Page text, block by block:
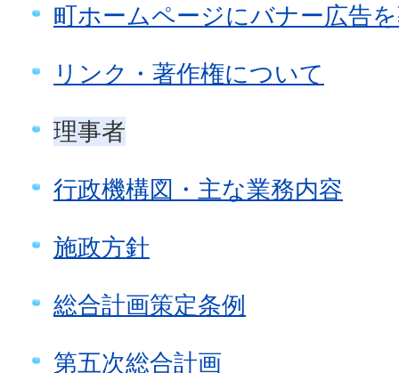
町ホームページにバナー広告
リンク・著作権について
理事者
行政機構図・主な業務内容
施政方針
総合計画策定条例
第五次総合計画